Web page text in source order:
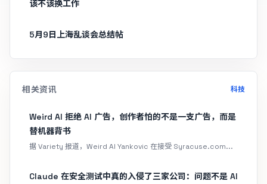
该不该换工作
5月9日上海乱谈会总结帖
相关资讯 科技
Weird Al 拒绝 AI 广告，创作者怕的不是一支广告，而是
替机器背书
据 Variety 报道，Weird Al Yankovic 在接受 Syracuse.com...
Claude 在安全测试中真的入侵了三家公司：问题不是 AI